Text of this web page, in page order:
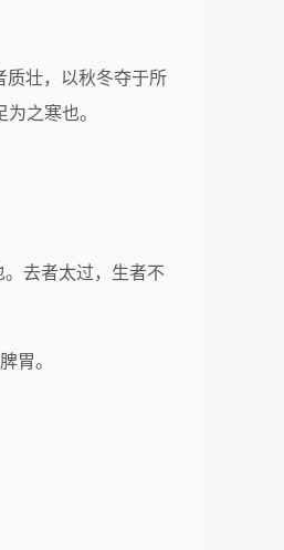
质壮，以秋冬夺于所
之寒也。
。去者太过，生者不
胃。